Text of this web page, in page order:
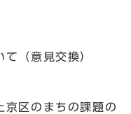
て（意見交換）
京区のまちの課題の